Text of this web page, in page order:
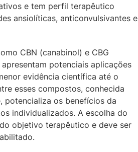
e tem perfil terapêutico
ansiolíticas, anticonvulsivantes e
CBN (canabinol) e CBG
potenciais aplicações
evidência científica até o
esses compostos, conhecida
potencializa os benefícios da
individualizados. A escolha do
objetivo terapêutico e deve ser